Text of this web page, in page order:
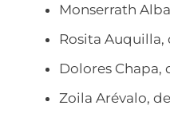
Monserrath
Rosita Auquilla,
Dolores
Zoila Arévalo,